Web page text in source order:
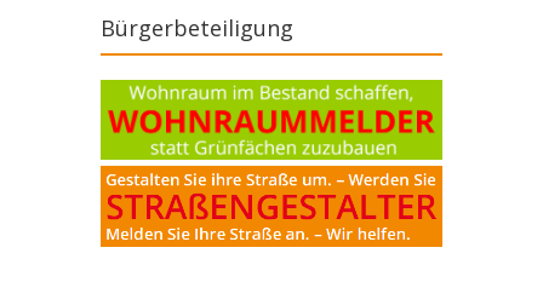
Bürgerbeteiligung